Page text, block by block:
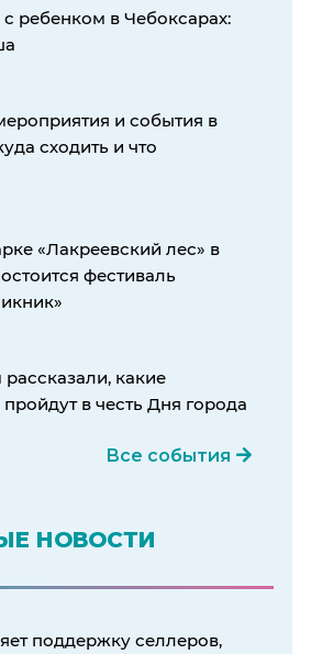
с ребенком в Чебоксарах:
и события в
сходить и что
«Лакреевский лес» в
фестиваль
какие
в честь Дня города
Все события
НОВОСТИ
поддержку селлеров,